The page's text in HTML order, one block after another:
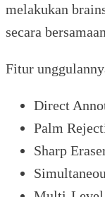
melakukan
secara
Fitur
Direct
Palm
Sharp